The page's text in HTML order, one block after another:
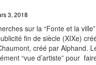
les 13 et 14 juin juin 18,
fontes (french, english
fourneaux au charbon
3, 2018
2018
sur la “Fonte et la
fin de siècle (XIXe)
créé par Alphand.
“vue d’artiste” pour